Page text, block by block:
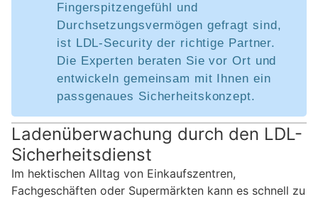
Fingerspitzengefühl und
Durchsetzungsvermögen gefragt sind,
ist LDL-Security der richtige Partner.
Die Experten beraten Sie vor Ort und
entwickeln gemeinsam mit Ihnen ein
passgenaues Sicherheitskonzept.
Ladenüberwachung durch den LDL-
Sicherheitsdienst
Im hektischen Alltag von Einkaufszentren,
Fachgeschäften oder Supermärkten kann es schnell zu